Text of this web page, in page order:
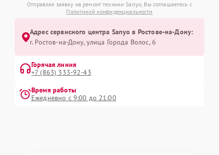
Отправляя заявку на ремонт техники Sanyo, Вы соглашаетесь с
Политикой конфиденциальности
Адрес сервисного центра Sanyo в Ростове-на-Дону:
г. Ростов-на-Дону, улица Города Волос, 6
Горячая линия
+7 (863) 333-92-43
Время работы
Ежедневно с 9:00 до 21:00